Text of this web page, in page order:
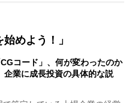
めよう！」
コード」、何が変わったのか
業に成長投資の具体的な説